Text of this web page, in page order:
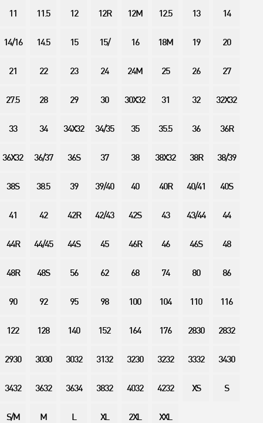
11 11.5 12 12R 12M 12.5 13 14
14/16 14.5 15 15/ 16 18M 19 20
21 22 23 24 24M 25 26 27
27.5 28 29 30 30X32 31 32 32X32
33 34 34X32 34/35 35 35.5 36 36R
36X32 36/37 36S 37 38 38X32 38R 38/39
38S 38.5 39 39/40 40 40R 40/41 40S
41 42 42R 42/43 42S 43 43/44 44
44R 44/45 44S 45 46R 46 46S 48
48R 48S 56 62 68 74 80 86
90 92 95 98 100 104 110 116
122 128 140 152 164 176 2830 2832
2930 3030 3032 3132 3230 3232 3332 3430
3432 3632 3634 3832 4032 4232 XS S
S/M M L XL 2XL XXL